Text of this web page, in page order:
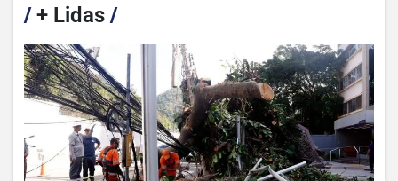
/+ Lidas /